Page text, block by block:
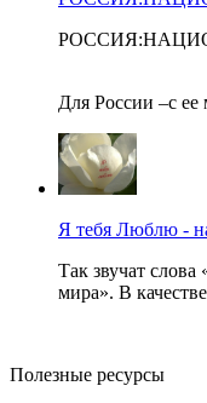
Для России –с ее
Я тебя Люблю -
Так звучат
мира». В
Полезные ресурсы